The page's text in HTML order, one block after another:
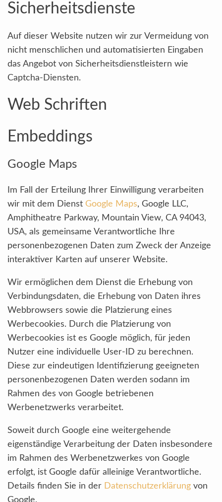
Sicherheitsdienste
Auf dieser Website nutzen wir zur Vermeidung von
nicht menschlichen und automatisierten Eingaben
das Angebot von Sicherheitsdienstleistern wie
Captcha-Diensten.
Web Schriften
Embeddings
Google Maps
Im Fall der Erteilung Ihrer Einwilligung verarbeiten
wir mit dem Dienst Google Maps, Google LLC,
Amphitheatre Parkway, Mountain View, CA 94043,
USA, als gemeinsame Verantwortliche Ihre
personenbezogenen Daten zum Zweck der Anzeige
interaktiver Karten auf unserer Website.
Wir ermöglichen dem Dienst die Erhebung von
Verbindungsdaten, die Erhebung von Daten ihres
Webbrowsers sowie die Platzierung eines
Werbecookies. Durch die Platzierung von
Werbecookies ist es Google möglich, für jeden
Nutzer eine individuelle User-ID zu berechnen.
Diese zur eindeutigen Identifizierung geeigneten
personenbezogenen Daten werden sodann im
Rahmen des von Google betriebenen
Werbenetzwerks verarbeitet.
Soweit durch Google eine weitergehende
eigenständige Verarbeitung der Daten insbesondere
im Rahmen des Werbenetzwerkes von Google
erfolgt, ist Google dafür alleinige Verantwortliche.
Details finden Sie in der Datenschutzerklärung von
Google.